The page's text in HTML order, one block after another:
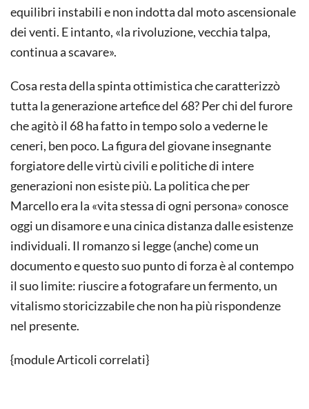
equilibri instabili e non indotta dal moto ascensionale
dei venti. E intanto, «la rivoluzione, vecchia talpa,
continua a scavare».
Cosa resta della spinta ottimistica che caratterizzò
tutta la generazione artefice del 68? Per chi del furore
che agitò il 68 ha fatto in tempo solo a vederne le
ceneri, ben poco. La figura del giovane insegnante
forgiatore delle virtù civili e politiche di intere
generazioni non esiste più. La politica che per
Marcello era la «vita stessa di ogni persona» conosce
oggi un disamore e una cinica distanza dalle esistenze
individuali. Il romanzo si legge (anche) come un
documento e questo suo punto di forza è al contempo
il suo limite: riuscire a fotografare un fermento, un
vitalismo storicizzabile che non ha più rispondenze
nel presente.
{module Articoli correlati}